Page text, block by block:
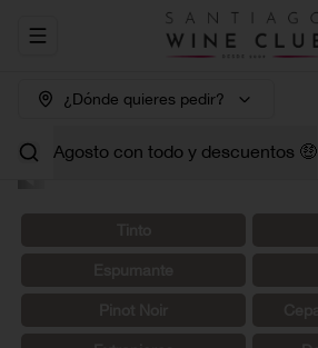
Abrir menu de navegación
¿Dónde quieres pedir?
Agosto con todo y descuentos 🤑